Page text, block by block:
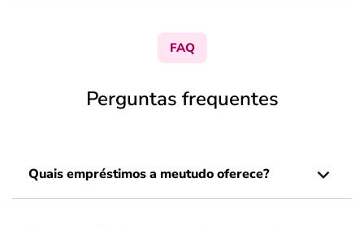
FAQ
Perguntas frequentes
Quais empréstimos a meutudo oferece?